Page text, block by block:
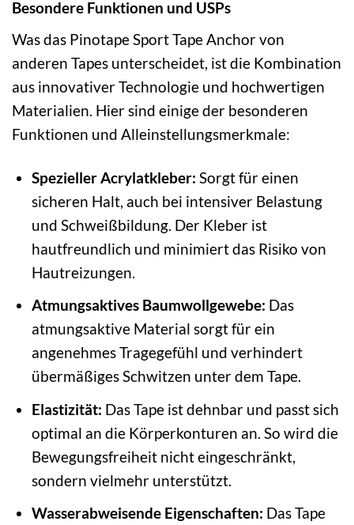
Besondere Funktionen und USPs
Was das Pinotape Sport Tape Anchor von
anderen Tapes unterscheidet, ist die Kombination
aus innovativer Technologie und hochwertigen
Materialien. Hier sind einige der besonderen
Funktionen und Alleinstellungsmerkmale:
Spezieller Acrylatkleber: Sorgt für einen
sicheren Halt, auch bei intensiver Belastung
und Schweißbildung. Der Kleber ist
hautfreundlich und minimiert das Risiko von
Hautreizungen.
Atmungsaktives Baumwollgewebe: Das
atmungsaktive Material sorgt für ein
angenehmes Tragegefühl und verhindert
übermäßiges Schwitzen unter dem Tape.
Elastizität: Das Tape ist dehnbar und passt sich
optimal an die Körperkonturen an. So wird die
Bewegungsfreiheit nicht eingeschränkt,
sondern vielmehr unterstützt.
Wasserabweisende Eigenschaften: Das Tape